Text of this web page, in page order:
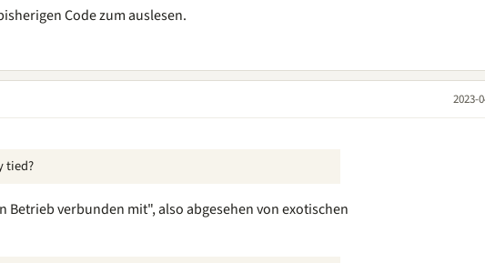
Code zum auslesen.
2023-
tied?
verbunden mit", also abgesehen von exotischen